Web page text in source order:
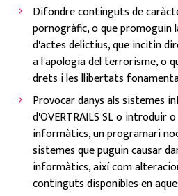
Difondre continguts de
pornogràfic, o que
d'actes delictius, que incitin
a l'apologia del terrorisme, o
drets i les llibertats
Provocar danys als
d'OVERTRAILS SL o introduir
informàtics, un programari
sistemes que puguin causar
informàtics, així com
continguts disponibles en